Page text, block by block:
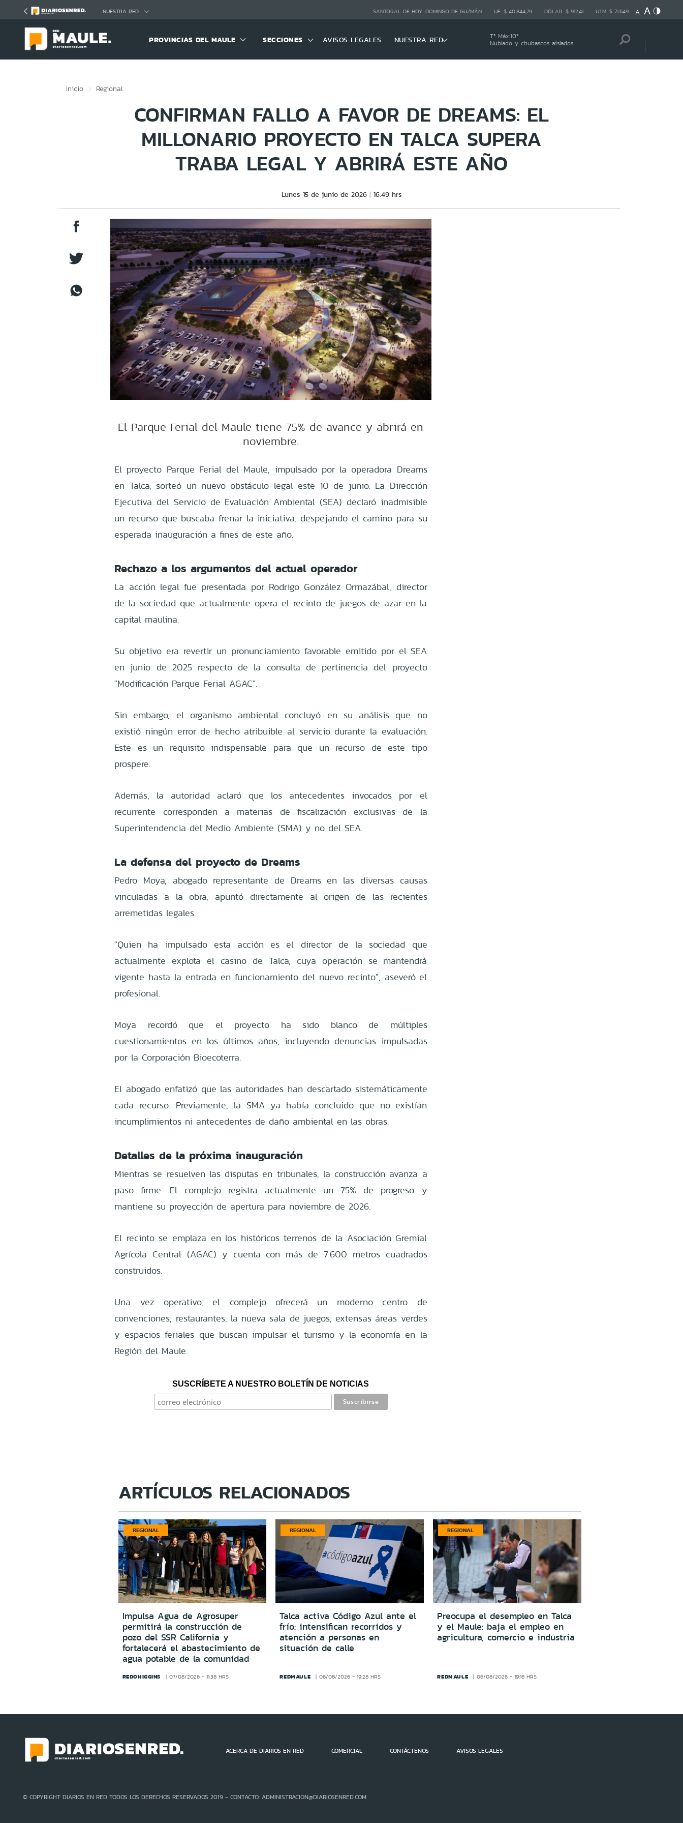
NUESTRA RED SANTORAL DE HOY: DOMINGO DE GUZMÁN UF: $ 40.844,79 DÓLAR: $ 912,41 UTM: $ 71.649
PROVINCIAS DEL MAULE SECCIONES AVISOS LEGALES NUESTRA RED Tª Máx:10º
Nublado y chubascos aislados
Inicio Regional
CONFIRMAN FALLO A FAVOR DE DREAMS: EL
MILLONARIO PROYECTO EN TALCA SUPERA
TRABA LEGAL Y ABRIRÁ ESTE AÑO
Lunes 15 de junio de 2026 16:49 hrs
El Parque Ferial del Maule tiene 75% de avance y abrirá en
noviembre.
El proyecto Parque Ferial del Maule, impulsado por la operadora Dreams
en Talca, sorteó un nuevo obstáculo legal este 10 de junio. La Dirección
Ejecutiva del Servicio de Evaluación Ambiental (SEA) declaró inadmisible
un recurso que buscaba frenar la iniciativa, despejando el camino para su
esperada inauguración a fines de este año.
Rechazo a los argumentos del actual operador
La acción legal fue presentada por Rodrigo González Ormazábal, director
de la sociedad que actualmente opera el recinto de juegos de azar en la
capital maulina.
Su objetivo era revertir un pronunciamiento favorable emitido por el SEA
en junio de 2025 respecto de la consulta de pertinencia del proyecto
"Modificación Parque Ferial AGAC".
Sin embargo, el organismo ambiental concluyó en su análisis que no
existió ningún error de hecho atribuible al servicio durante la evaluación.
Este es un requisito indispensable para que un recurso de este tipo
prospere.
Además, la autoridad aclaró que los antecedentes invocados por el
recurrente corresponden a materias de fiscalización exclusivas de la
Superintendencia del Medio Ambiente (SMA) y no del SEA.
La defensa del proyecto de Dreams
Pedro Moya, abogado representante de Dreams en las diversas causas
vinculadas a la obra, apuntó directamente al origen de las recientes
arremetidas legales.
"Quien ha impulsado esta acción es el director de la sociedad que
actualmente explota el casino de Talca, cuya operación se mantendrá
vigente hasta la entrada en funcionamiento del nuevo recinto", aseveró el
profesional.
Moya recordó que el proyecto ha sido blanco de múltiples
cuestionamientos en los últimos años, incluyendo denuncias impulsadas
por la Corporación Bioecoterra.
El abogado enfatizó que las autoridades han descartado sistemáticamente
cada recurso. Previamente, la SMA ya había concluido que no existían
incumplimientos ni antecedentes de daño ambiental en las obras.
Detalles de la próxima inauguración
Mientras se resuelven las disputas en tribunales, la construcción avanza a
paso firme. El complejo registra actualmente un 75% de progreso y
mantiene su proyección de apertura para noviembre de 2026.
El recinto se emplaza en los históricos terrenos de la Asociación Gremial
Agrícola Central (AGAC) y cuenta con más de 7.600 metros cuadrados
construidos.
Una vez operativo, el complejo ofrecerá un moderno centro de
convenciones, restaurantes, la nueva sala de juegos, extensas áreas verdes
y espacios feriales que buscan impulsar el turismo y la economía en la
Región del Maule.
SUSCRÍBETE A NUESTRO BOLETÍN DE NOTICIAS
ARTÍCULOS RELACIONADOS
REGIONAL
Impulsa Agua de Agrosuper
permitirá la construcción de
pozo del SSR California y
fortalecerá el abastecimiento de
agua potable de la comunidad
REDOHIGGINS 07/08/2026 - 11:38 HRS
REGIONAL
Talca activa Código Azul ante el
frío: intensifican recorridos y
atención a personas en
situación de calle
REDMAULE 06/08/2026 - 19:28 HRS
REGIONAL
Preocupa el desempleo en Talca
y el Maule: baja el empleo en
agricultura, comercio e industria
REDMAULE 06/08/2026 - 19:18 HRS
ACERCA DE DIARIOS EN RED COMERCIAL CONTÁCTENOS AVISOS LEGALES
© COPYRIGHT DIARIOS EN RED TODOS LOS DERECHOS RESERVADOS 2019 - CONTACTO: ADMINISTRACION@DIARIOSENRED.COM